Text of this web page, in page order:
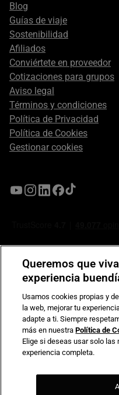
Blog
Guías de viaje
Sostenibilidad
Afiliados
Conviértete en proveedor
Cotizaciones para grupos
Aviso legal
Términos y condiciones
Política de Privacidad
Política de Cookies
Gestionar cookies
Compromiso de seguridad
Queremos que
experiencia
Usamos cookies propias y
la web, mejorar tu
adapte a ti. Siempre
más en nuestraPolítica de
Elige si deseas usar solo
experiencia completa.